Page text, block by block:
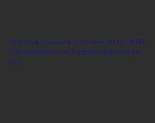
https://video.wixstatic.com/video/28412c_8cf9fd
145303435187ffaec9139ab589/1080p/mp4/file.
mp4